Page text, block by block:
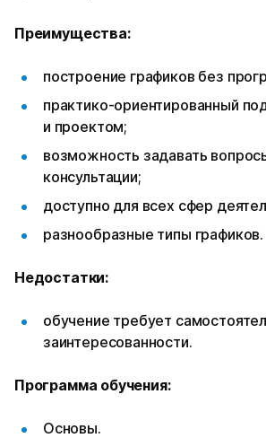
Преимущества:
построение графиков без
практико-ориентированный
и проектом;
возможность задавать
консультации;
доступно для всех сфер
разнообразные типы графиков.
Недостатки:
обучение требует
заинтересованности.
Программа обучения:
Основы.